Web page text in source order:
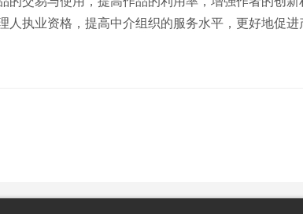
执业资格，提高中介组织的服务水平，更好地促进